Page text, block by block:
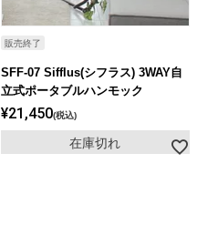
販売終了
SFF-07 Sifflus(シフラス) 3WAY自
立式ポータブルハンモック
¥21,450 税込
在庫切れ